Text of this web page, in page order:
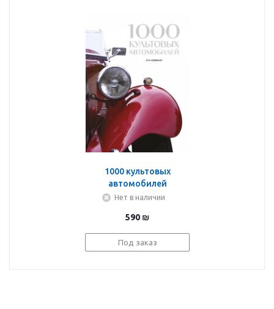
1000 культовых
автомобилей
Нет в наличии
590 ₪
Под заказ